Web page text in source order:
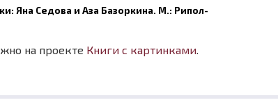
Яна Седова и Аза Базоркина. М.: Рипол-
на проекте Книги с картинками.